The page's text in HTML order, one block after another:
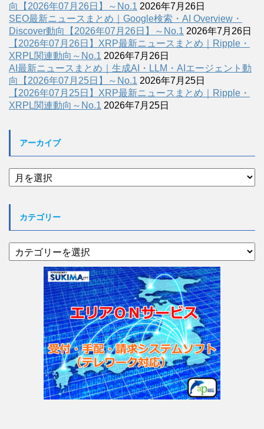
向【2026年07月26日】～No.1 2026年7月26日
SEO最新ニュースまとめ｜Google検索・AI Overview・
Discover動向【2026年07月26日】～No.1 2026年7月26日
【2026年07月26日】XRP最新ニュースまとめ｜Ripple・
XRPL関連動向～No.1 2026年7月26日
AI最新ニュースまとめ｜生成AI・LLM・AIエージェント動
向【2026年07月25日】～No.1 2026年7月25日
【2026年07月25日】XRP最新ニュースまとめ｜Ripple・
XRPL関連動向～No.1 2026年7月25日
アーカイブ
ア
ー
カテゴリー
テ